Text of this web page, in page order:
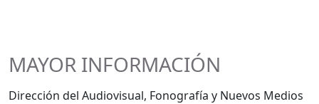
MAYOR INFORMACIÓN
Dirección del Audiovisual, Fonografía y Nuevos Medios